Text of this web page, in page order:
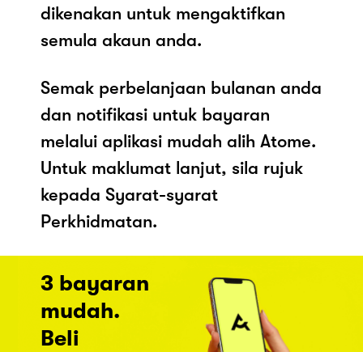
dikenakan untuk mengaktifkan
semula akaun anda.
Semak perbelanjaan bulanan anda
dan notifikasi untuk bayaran
melalui aplikasi mudah alih Atome.
Untuk maklumat lanjut, sila rujuk
kepada Syarat-syarat
Perkhidmatan.
3 bayaran
mudah.
Beli